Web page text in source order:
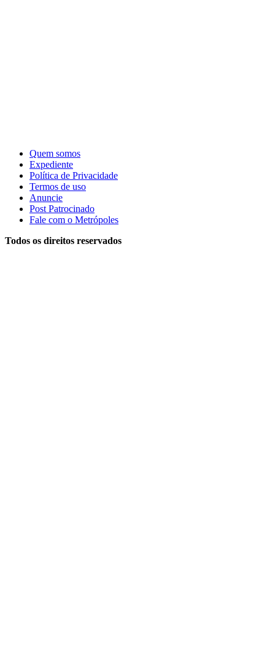
Quem somos
Expediente
Política de Privacidade
Termos de uso
Anuncie
Post Patrocinado
Fale com o Metrópoles
Todos os direitos reservados